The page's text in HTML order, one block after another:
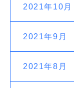
2021年10月
2021年9月
2021年8月